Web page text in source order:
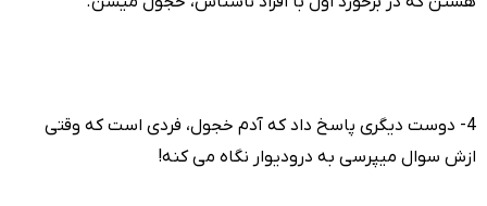
4- دوست دیگری پاسخ داد که آدم خجول، فردی است که وقتی
ازش سوال میپرسی به درودیوار نگاه می کنه!